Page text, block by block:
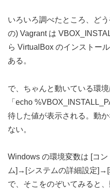
いろいろ調べたところ、ど
の) Vagrant は
ら VirtualBox のインストー
ある。
で、ちゃんと動いている環
「echo
待した値が表示される。動
ない。
Windows の環境変数は [コ
ム]→[システムの詳細設定]→[
で、そこをのぞいてみると